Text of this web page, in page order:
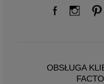
OBSŁUGA